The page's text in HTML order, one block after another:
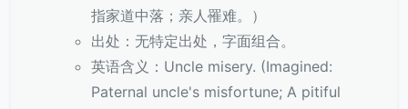
指家道中落；亲人罹难。）
出处：无特定出处，字面组合。
英语含义：Uncle misery. (Imagined:
Paternal uncle's misfortune; A pitiful